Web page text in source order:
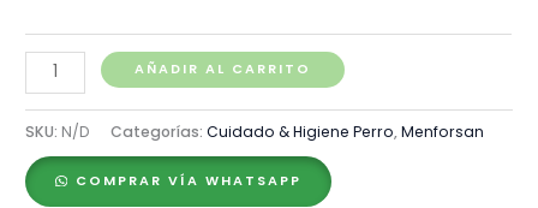
Menforsan
Shampoo
Natural
con
Biotina
AÑADIR AL CARRITO
SKU: N/D Categorías:Cuidado & Higiene Perro,Menforsan
COMPRAR VÍA WHATSAPP